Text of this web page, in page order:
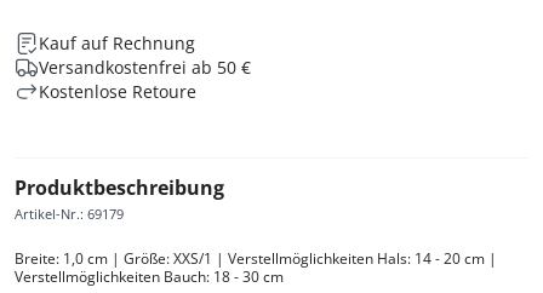
Kauf auf Rechnung
Versandkostenfrei ab 50 €
Kostenlose Retoure
Produktbeschreibung
Artikel-Nr.: 69179
Breite: 1,0 cm | Größe: XXS/1 | Verstellmöglichkeiten Hals: 14 - 20 cm |
Verstellmöglichkeiten Bauch: 18 - 30 cm